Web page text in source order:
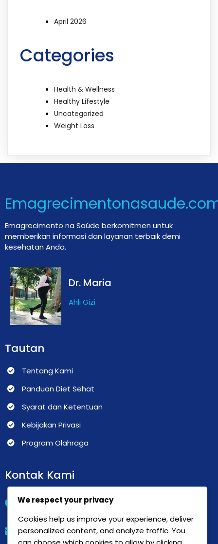
April 2026
Categories
Health & Wellness
Healthy Lifestyle
Uncategorized
Weight Loss
Emagrecimento na Saúde berkomitmen untuk
memberikan informasi dan layanan terbaik demi
kesehatan Anda.
Dr. Maria
Ahli Gizi
Tautan
Tentang Kami
Panduan Diet Sehat
Syarat dan Ketentuan
Kebijakan Privasi
Program Olahraga
Kontak Kami
Jalan Indra Giri No. 01 Padang Harapan Bengkulu –
contact@domain.com
We respect your privacy
Cookies help us improve your experience, deliver
personalized content, and analyze traffic. You